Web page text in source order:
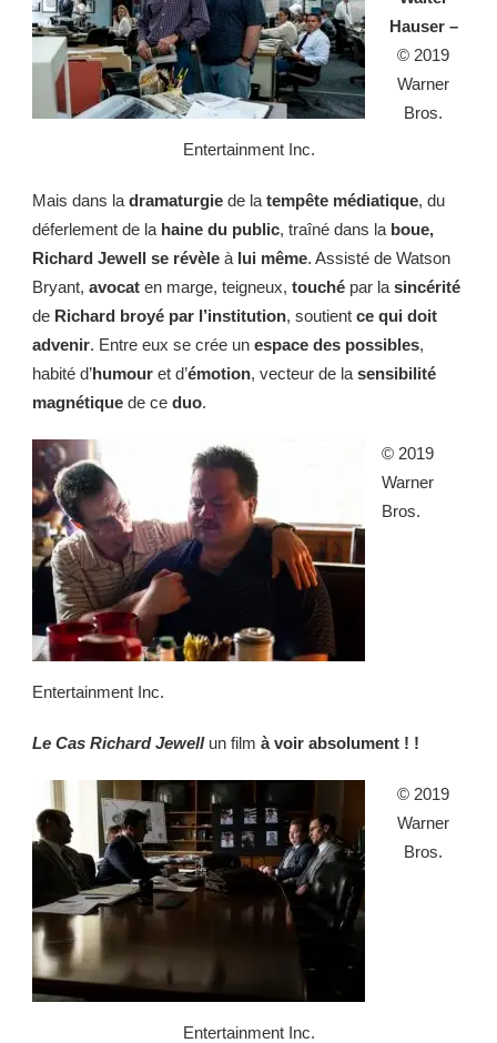
Hauser –
© 2019
Warner
Bros.
Entertainment Inc.
Mais dans la dramaturgie de la tempête médiatique, du
déferlement de la haine du public, traîné dans la boue,
Richard Jewell se révèle à lui même. Assisté de Watson
Bryant, avocat en marge, teigneux, touché par la sincérité
de Richard broyé par l’institution, soutient ce qui doit
advenir. Entre eux se crée un espace des possibles,
habité d’humour et d’émotion, vecteur de la sensibilité
magnétique de ce duo.
© 2019
Warner
Bros.
Entertainment Inc.
Le Cas Richard Jewellun film à voir absolument ! !
© 2019
Warner
Bros.
Entertainment Inc.